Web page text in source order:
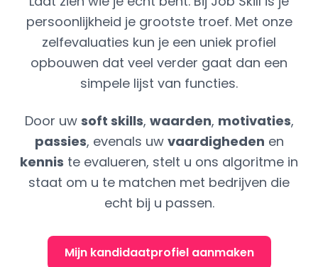
persoonlijkheid je grootste troef. Met onze
zelfevaluaties kun je een uniek profiel
opbouwen dat veel verder gaat dan een
simpele lijst van functies.
Door uw soft skills, waarden, motivaties,
passies, evenals uw vaardigheden en
kennis te evalueren, stelt u ons algoritme in
staat om u te matchen met bedrijven die
echt bij u passen.
Mijn kandidaatprofiel aanmaken